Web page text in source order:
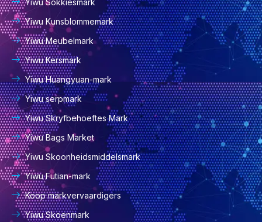
Yiwu Kunsblommemark
Yiwu Meubelmark
Yiwu Kersmark
Yiwu Huangyuan-mark
Yiwu serpmark
Yiwu Skryfbehoeftes Mark
Yiwu Bags Market
Yiwu Skoonheidsmiddelsmark
Yiwu Futian-mark
Koop markvervaardigers
Yiwu Skoenmark